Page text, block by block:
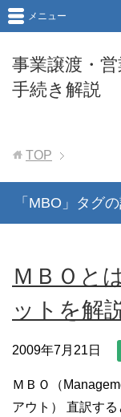
事業譲渡・
手続き解説
メニュー
TOP
「MBO」タグ
ＭＢＯと
ットを解
2009年7月21日
ＭＢＯ（
アウト） 直訳す